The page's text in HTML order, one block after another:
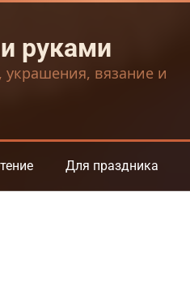
руками
украшения, вязание и
Для праздника